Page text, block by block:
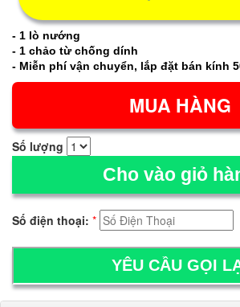
- 1 lò nướng
- 1 chảo từ chống dính
- Miễn phí vận chuyển, lắp đặt bán kính
Số lượng
Cho vào giỏ
Số điện thoại: *